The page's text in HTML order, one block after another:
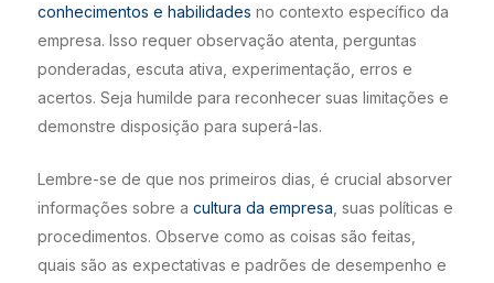
conhecimentos e habilidades no contexto específico da
empresa. Isso requer observação atenta, perguntas
ponderadas, escuta ativa, experimentação, erros e
acertos. Seja humilde para reconhecer suas limitações e
demonstre disposição para superá-las.
Lembre-se de que nos primeiros dias, é crucial absorver
informações sobre a cultura da empresa , suas políticas e
procedimentos. Observe como as coisas são feitas,
quais são as expectativas e padrões de desempenho e